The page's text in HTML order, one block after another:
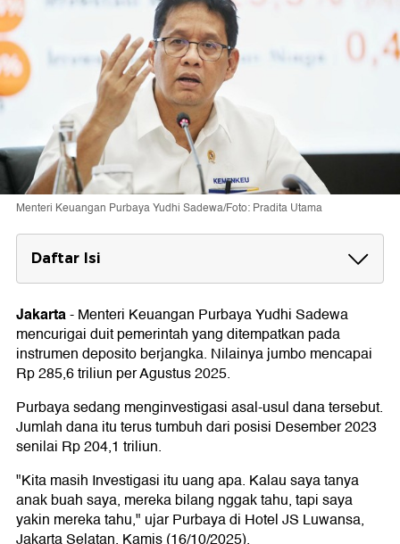
Menteri Keuangan Purbaya Yudhi Sadewa/Foto: Pradita Utama
Daftar Isi
Curiga Ada Permainan
Jakarta-Menteri Keuangan Purbaya Yudhi Sadewa
mencurigai duit pemerintah yang ditempatkan pada
instrumen deposito berjangka. Nilainya jumbo mencapai
Rp 285,6 triliun per Agustus 2025.
Purbaya sedang menginvestigasi asal-usul dana tersebut.
Jumlah dana itu terus tumbuh dari posisi Desember 2023
senilai Rp 204,1 triliun.
"Kita masih Investigasi itu uang apa. Kalau saya tanya
anak buah saya, mereka bilang nggak tahu, tapi saya
yakin mereka tahu," ujar Purbaya di Hotel JS Luwansa,